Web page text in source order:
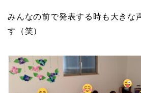
みんなの前で発表する時も大きな
す（笑）